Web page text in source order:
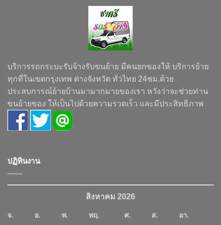
บริการรถกระบะรับจ้างรับขนย้าย มีคนยกของให้ บริการย้าย
ทุกที่ในเขตกรุงเทพ ต่างจังหวัด ทั่วไทย 24ชม.ด้วย
ประสบการณ์ย้ายบ้านมามากมายของเรา หวังว่าจะช่วยท่าน
ขนย้ายของ ให้เป็นไปด้วยความรวดเร็ว และมีประสิทธิภาพ
ปฏิทินงาน
สิงหาคม 2026
จ. อ. พ. พฤ. ศ. ส.
อา.